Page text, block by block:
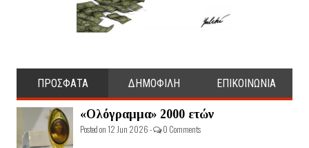
ΠΡΟΣΦΑΤΑ ΔΗΜΟΦΙΛΗ ΕΠΙΚΟΙΝΩΝΙΑ
«Ολόγραμμα» 2000 ετών
Posted on 12 Jun 2026 - 0 Comments